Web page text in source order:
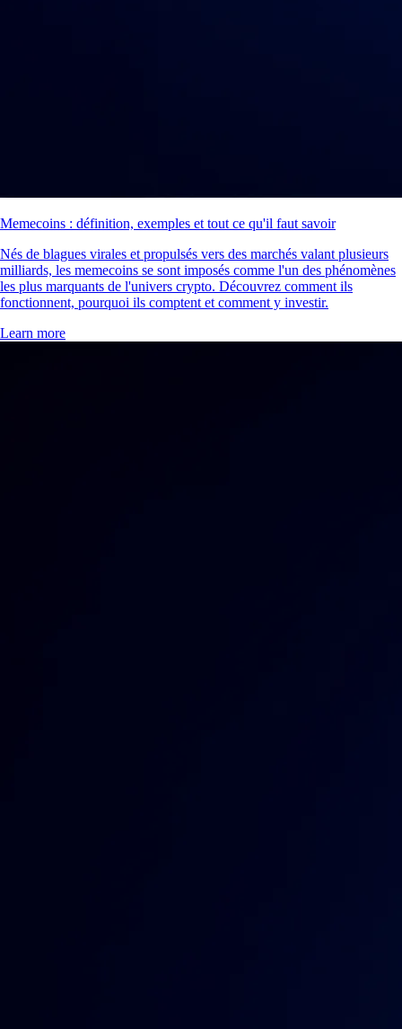
Memecoins : définition, exemples et tout ce qu'il faut savoir
Nés de blagues virales et propulsés vers des marchés valant plusieurs
milliards, les memecoins se sont imposés comme l'un des phénomènes
les plus marquants de l'univers crypto. Découvrez comment ils
fonctionnent, pourquoi ils comptent et comment y investir.
Learn more